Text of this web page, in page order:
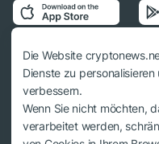
Folgen Sie uns auf den sozialen
© 2018 - 2026 Crypto News. Bei
Die Website
Dienste zu
verbessern.
Wenn Sie nicht möchten,
verarbeitet werden,